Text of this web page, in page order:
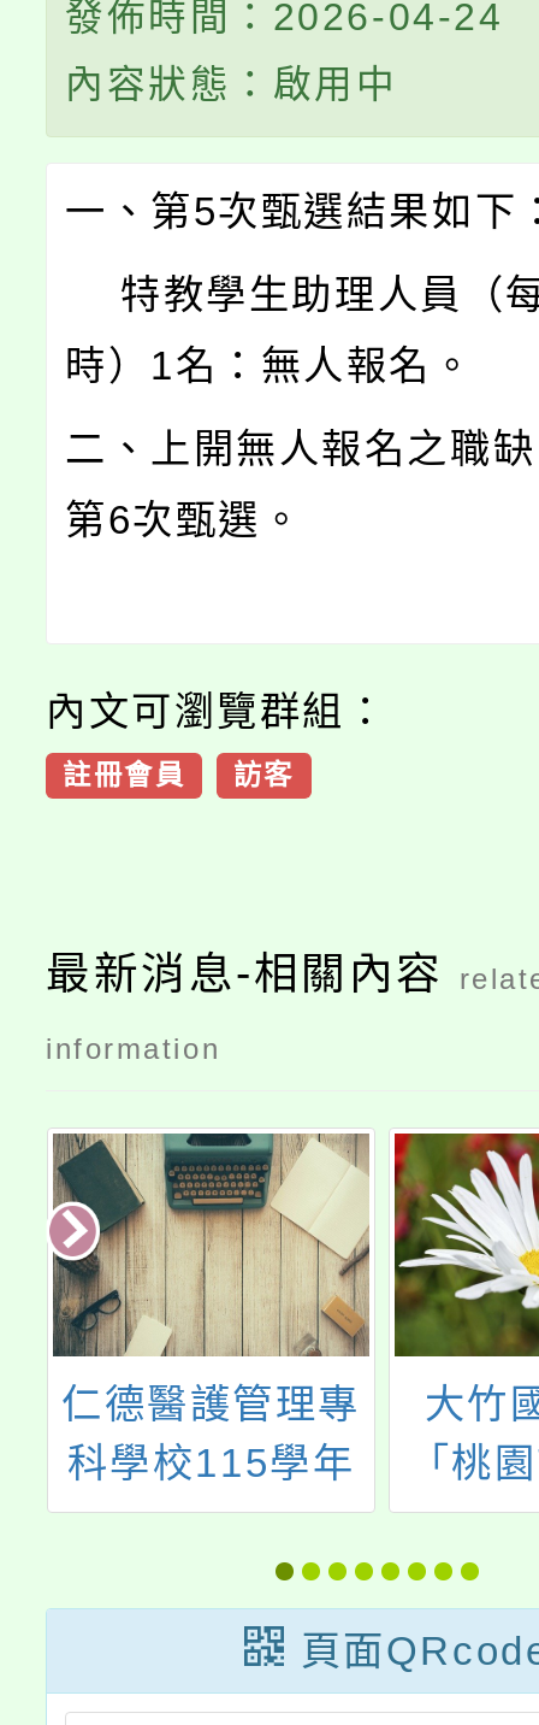
發佈時間：2026-04-24
內容狀態：啟用中
一、第5次甄選結果如下
特教學生助理人員（
時）1名：無人報名。
二、上開無人報名之職
第6次甄選。
內文可瀏覽群組：
註冊會員 訪客
最新消息-相關內容
information
仁德醫護管理專
科學校115學年
度「優先免試入
學輔導活動」
大竹
「桃
度加
員及
能研
知 貴
頁面